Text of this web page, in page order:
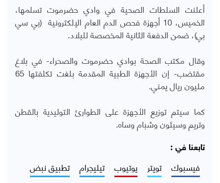
أعلنت السلطات الصحية في وادي حضرموت تسلمها،
الخميس، 10 أجهزة فحص الدم العام الإلكترونية (بي سي
بي)، ضمن الدفعة الثانية المخصصة للبلاد.
وقال مكتب الصحة بوادي حضرموت والصحراء- في بلاغ
مقتضب- إن الأجهزة الطبية المقدمة بلغت تكلفتها 65
مليون ريال يمني.
كما سيتم توزيع الأجهزة على الطوارئ التوليدية بالقطن
وتريم وسيئون وشبام وساه.
تابعنا في :
فيسبوك تويتر يوتيوب تيليجرام تطبيق نبض